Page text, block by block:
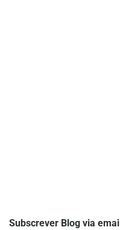
Subscrever Blog via email